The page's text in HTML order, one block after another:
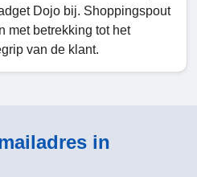
Dojo bij. Shoppingspout
met betrekking tot het
van de klant.
in